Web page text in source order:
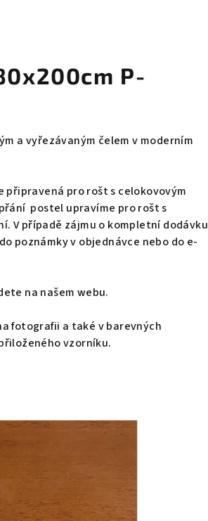
P-
a vyřezávaným čelem v moderním
připravená pro rošt s celokovovým
postel upravíme pro rošt s
V případě zájmu o kompletní dodávku
poznámky v objednávce nebo do e-
na našem webu.
fotografii a také v barevných
vzorníku.